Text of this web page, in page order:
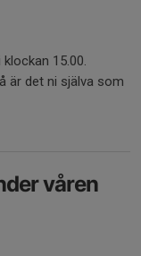
15.00.
är det ni själva som
våren